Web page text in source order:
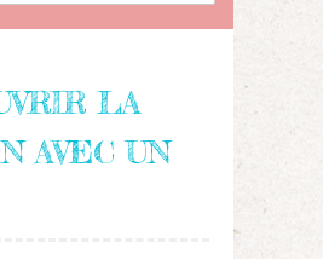
LA
AVEC UN